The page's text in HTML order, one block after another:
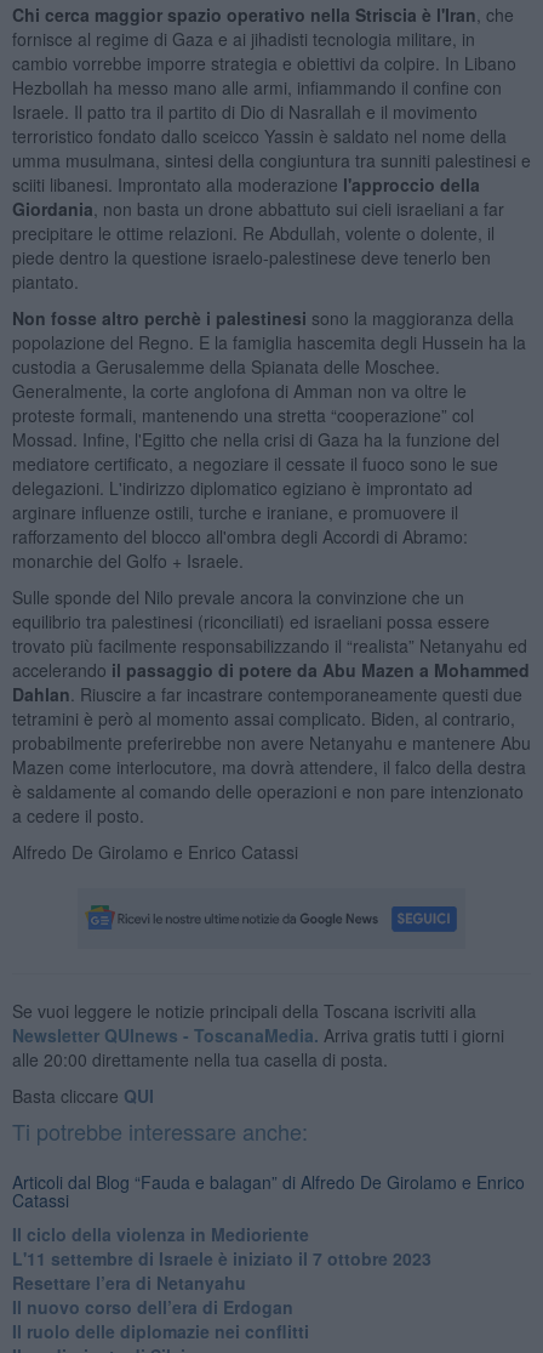
Chi cerca maggior spazio operativo nella Striscia è l'Iran , che
fornisce al regime di Gaza e ai jihadisti tecnologia militare, in
cambio vorrebbe imporre strategia e obiettivi da colpire. In Libano
Hezbollah ha messo mano alle armi, infiammando il confine con
Israele. Il patto tra il partito di Dio di Nasrallah e il movimento
terroristico fondato dallo sceicco Yassin è saldato nel nome della
umma musulmana, sintesi della congiuntura tra sunniti palestinesi e
sciiti libanesi. Improntato alla moderazione l'approccio della
Giordania , non basta un drone abbattuto sui cieli israeliani a far
precipitare le ottime relazioni. Re Abdullah, volente o dolente, il
piede dentro la questione israelo-palestinese deve tenerlo ben
piantato.
Non fosse altro perchè i palestinesi sono la maggioranza della
popolazione del Regno. E la famiglia hascemita degli Hussein ha la
custodia a Gerusalemme della Spianata delle Moschee.
Generalmente, la corte anglofona di Amman non va oltre le
proteste formali, mantenendo una stretta “cooperazione” col
Mossad. Infine, l'Egitto che nella crisi di Gaza ha la funzione del
mediatore certificato, a negoziare il cessate il fuoco sono le sue
delegazioni. L'indirizzo diplomatico egiziano è improntato ad
arginare influenze ostili, turche e iraniane, e promuovere il
rafforzamento del blocco all'ombra degli Accordi di Abramo:
monarchie del Golfo + Israele.
Sulle sponde del Nilo prevale ancora la convinzione che un
equilibrio tra palestinesi (riconciliati) ed israeliani possa essere
trovato più facilmente responsabilizzando il “realista” Netanyahu ed
accelerando il passaggio di potere da Abu Mazen a Mohammed
Dahlan . Riuscire a far incastrare contemporaneamente questi due
tetramini è però al momento assai complicato. Biden, al contrario,
probabilmente preferirebbe non avere Netanyahu e mantenere Abu
Mazen come interlocutore, ma dovrà attendere, il falco della destra
è saldamente al comando delle operazioni e non pare intenzionato
a cedere il posto.
Alfredo De Girolamo e Enrico Catassi
Se vuoi leggere le notizie principali della Toscana iscriviti alla
Newsletter QUInews - ToscanaMedia. Arriva gratis tutti i giorni
alle 20:00 direttamente nella tua casella di posta.
Basta cliccare QUI
Ti potrebbe interessare anche:
Articoli dal Blog “Fauda e balagan” di Alfredo De Girolamo e Enrico
Catassi
Il ciclo della violenza in Medioriente
L'11 settembre di Israele è iniziato il 7 ottobre 2023
Resettare l’era di Netanyahu
​Il nuovo corso dell’era di Erdogan
Il ruolo delle diplomazie nei conflitti